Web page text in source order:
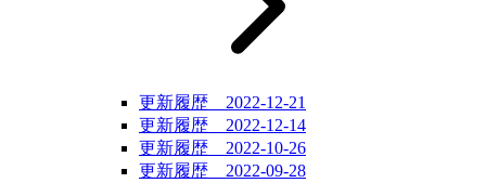
更新履歴 2022-12-21
更新履歴 2022-12-14
更新履歴 2022-10-26
更新履歴 2022-09-28